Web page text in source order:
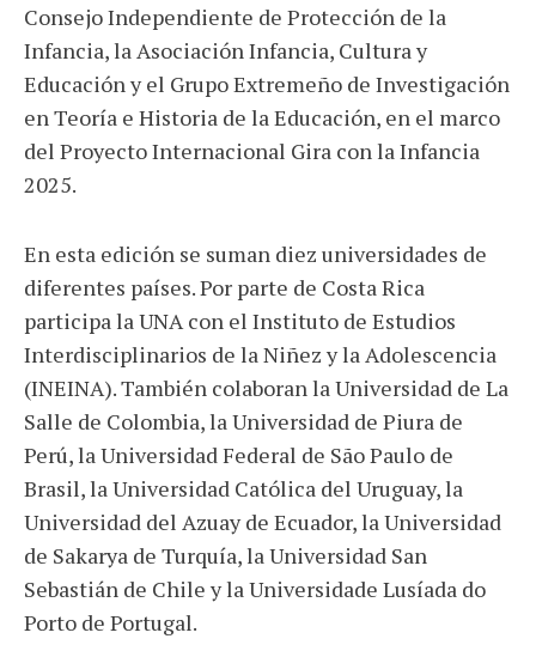
Consejo Independiente de Protección de la
Infancia, la Asociación Infancia, Cultura y
Educación y el Grupo Extremeño de Investigación
en Teoría e Historia de la Educación, en el marco
del Proyecto Internacional Gira con la Infancia
2025.
En esta edición se suman diez universidades de
diferentes países. Por parte de Costa Rica
participa la UNA con el Instituto de Estudios
Interdisciplinarios de la Niñez y la Adolescencia
(INEINA). También colaboran la Universidad de La
Salle de Colombia, la Universidad de Piura de
Perú, la Universidad Federal de São Paulo de
Brasil, la Universidad Católica del Uruguay, la
Universidad del Azuay de Ecuador, la Universidad
de Sakarya de Turquía, la Universidad San
Sebastián de Chile y la Universidade Lusíada do
Porto de Portugal.